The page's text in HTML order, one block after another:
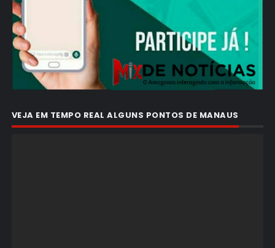
VEJA EM TEMPO REAL ALGUNS PONTOS DE MANAUS